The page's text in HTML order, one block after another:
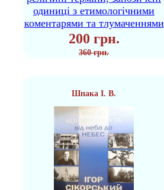
одиниці з етимологічними
коментарями та тлумаченнями
200 грн.
360 грн.
Шпака І. В.